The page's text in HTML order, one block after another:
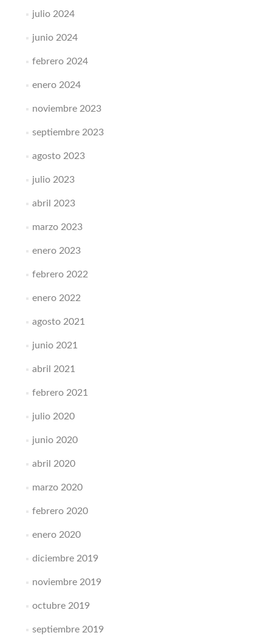
julio 2024
junio 2024
febrero 2024
enero 2024
noviembre 2023
septiembre 2023
agosto 2023
julio 2023
abril 2023
marzo 2023
enero 2023
febrero 2022
enero 2022
agosto 2021
junio 2021
abril 2021
febrero 2021
julio 2020
junio 2020
abril 2020
marzo 2020
febrero 2020
enero 2020
diciembre 2019
noviembre 2019
octubre 2019
septiembre 2019